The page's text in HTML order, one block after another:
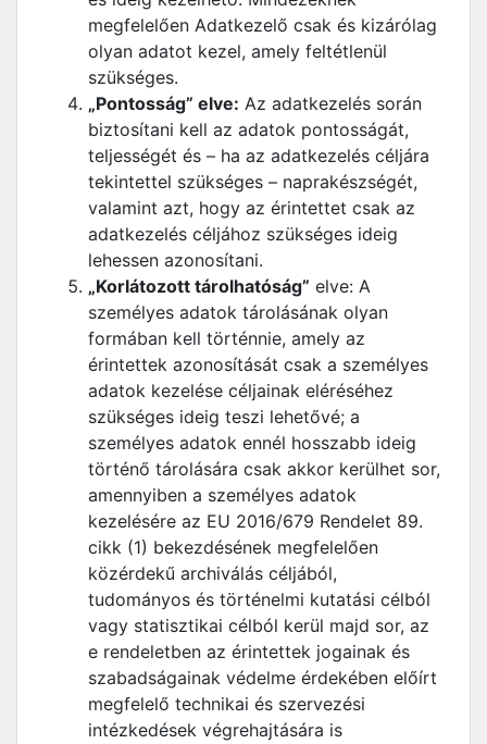
megfelelően Adatkezelő csak és kizárólag
olyan adatot kezel, amely feltétlenül
szükséges.
„Pontosság” elve: Az adatkezelés során
biztosítani kell az adatok pontosságát,
teljességét és – ha az adatkezelés céljára
tekintettel szükséges – naprakészségét,
valamint azt, hogy az érintettet csak az
adatkezelés céljához szükséges ideig
lehessen azonosítani.
„Korlátozott tárolhatóság” elve: A
személyes adatok tárolásának olyan
formában kell történnie, amely az
érintettek azonosítását csak a személyes
adatok kezelése céljainak eléréséhez
szükséges ideig teszi lehetővé; a
személyes adatok ennél hosszabb ideig
történő tárolására csak akkor kerülhet sor,
amennyiben a személyes adatok
kezelésére az EU 2016/679 Rendelet 89.
cikk (1) bekezdésének megfelelően
közérdekű archiválás céljából,
tudományos és történelmi kutatási célból
vagy statisztikai célból kerül majd sor, az
e rendeletben az érintettek jogainak és
szabadságainak védelme érdekében előírt
megfelelő technikai és szervezési
intézkedések végrehajtására is